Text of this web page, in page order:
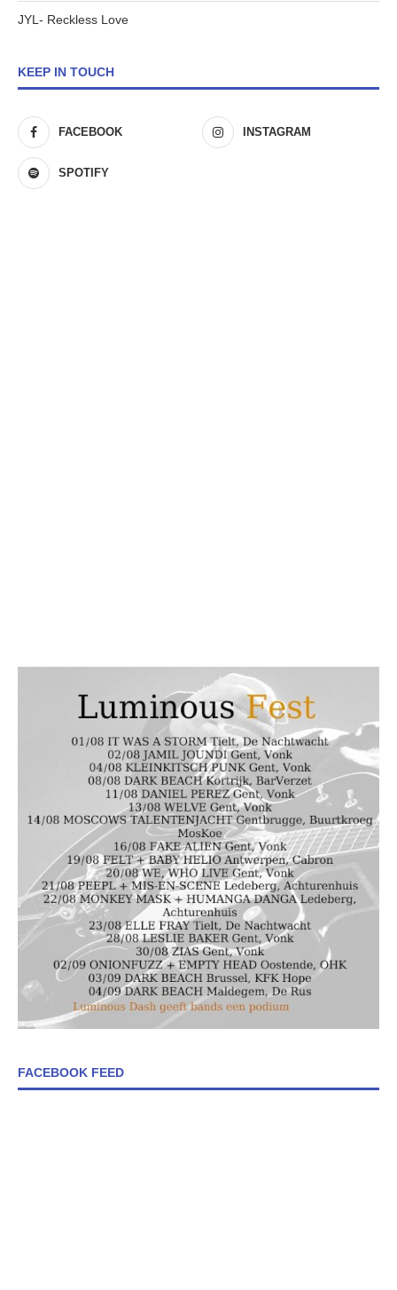
JYL- Reckless Love
KEEP IN TOUCH
FACEBOOK INSTAGRAM
SPOTIFY
FACEBOOK FEED